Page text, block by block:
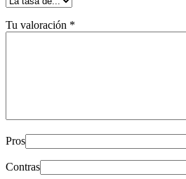
Tu valoración *
Pros
Contras